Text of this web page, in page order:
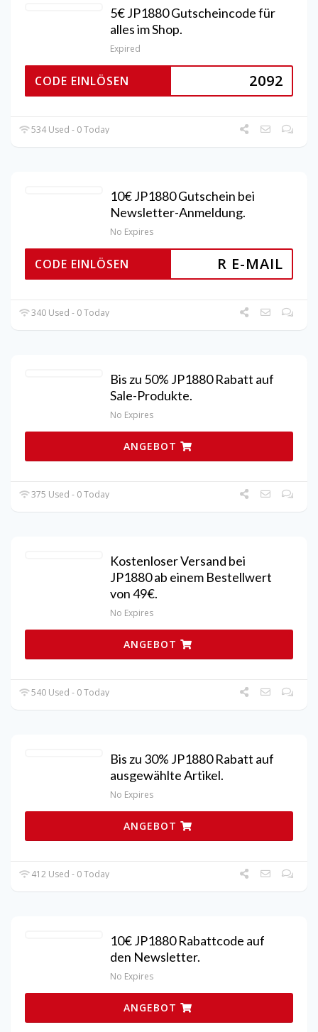
5€ JP1880 Gutscheincode für
alles im Shop.
Expired
2092
CODE EINLÖSEN
534 Used - 0 Today
10€ JP1880 Gutschein bei
Newsletter-Anmeldung.
No Expires
R E-MAIL
CODE EINLÖSEN
340 Used - 0 Today
Bis zu 50% JP1880 Rabatt auf
Sale-Produkte.
No Expires
ANGEBOT
375 Used - 0 Today
Kostenloser Versand bei
JP1880 ab einem Bestellwert
von 49€.
No Expires
ANGEBOT
540 Used - 0 Today
Bis zu 30% JP1880 Rabatt auf
ausgewählte Artikel.
No Expires
ANGEBOT
412 Used - 0 Today
10€ JP1880 Rabattcode auf
den Newsletter.
No Expires
ANGEBOT